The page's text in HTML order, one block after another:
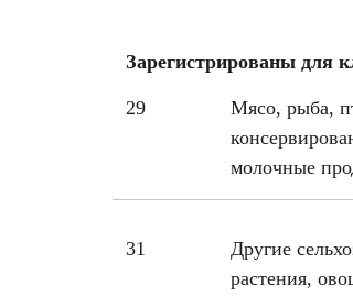
Зарегистрированы для
29
Мясо, рыба,
молочные
31
Другие
растения,